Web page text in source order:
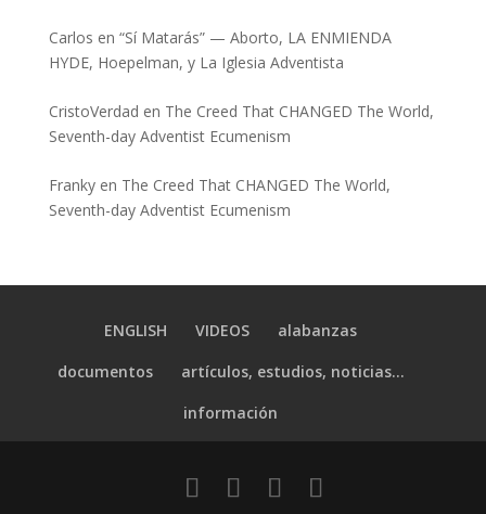
Carlos en “Sí Matarás” — Aborto, LA ENMIENDA
HYDE, Hoepelman, y La Iglesia Adventista
CristoVerdad en The Creed That CHANGED The World,
Seventh-day Adventist Ecumenism
Frankyen The Creed That CHANGED The World,
Seventh-day Adventist Ecumenism
ENGLISH VIDEOS
alabanzas
documentos
artículos, estudios, noticias…
información